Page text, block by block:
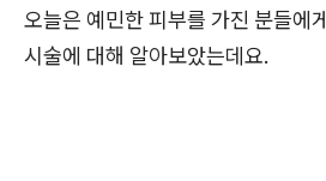
오늘은 예민한 피부를 가진 분들에
시술에 대해 알아보았는데요.